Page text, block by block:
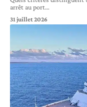
arrêt au port…
31 juillet 2026